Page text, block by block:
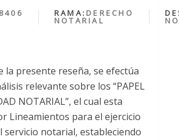
8406 RAMA: DERECHO
NOTARIAL
la presente reseña, se efectúa
relevante sobre los “PAPEL
NOTARIAL”, el cual esta
Lineamientos para el ejercicio
servicio notarial, estableciendo